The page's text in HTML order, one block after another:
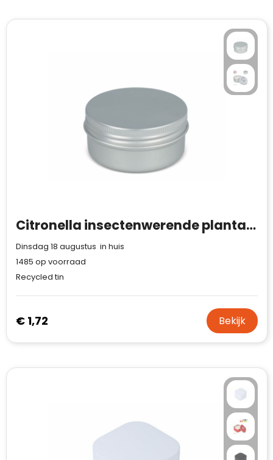
Citronella insectenwerende plantaardige kaars in gerecycled blik
Dinsdag 18 augustus in huis
1485 op voorraad
Recycled tin
€ 1,72 Bekijk